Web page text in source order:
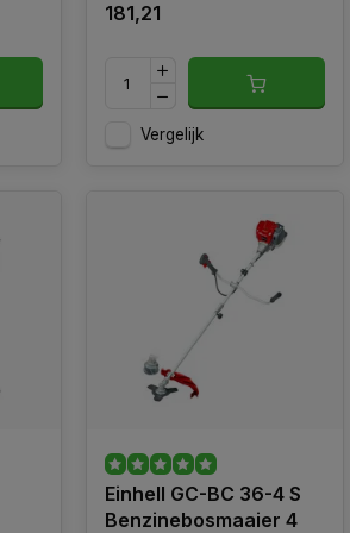
181,21
Vergelijk
Einhell GC-BC 36-4 S
Benzinebosmaaier 4